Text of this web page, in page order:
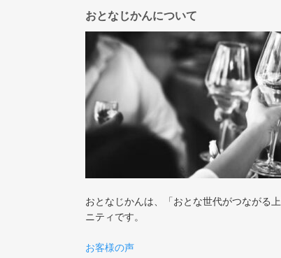
おとなじかんについて
おとなじかんは、「おとな世代がつながる
ニティです。
お客様の声